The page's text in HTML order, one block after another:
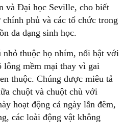
và Đại học Seville, cho biết
phủ và các tổ chức trong
đa dạng sinh học.
thuộc họ nhím, nổi bật với
lông mềm mại thay vì gai
thuộc. Chúng được miêu tả
chuột và chuột chù với
hoạt động cả ngày lẫn đêm,
các loài động vật không